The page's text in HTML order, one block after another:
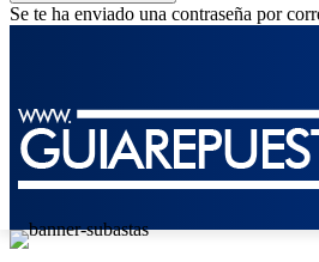
Se te ha enviado una contraseña por